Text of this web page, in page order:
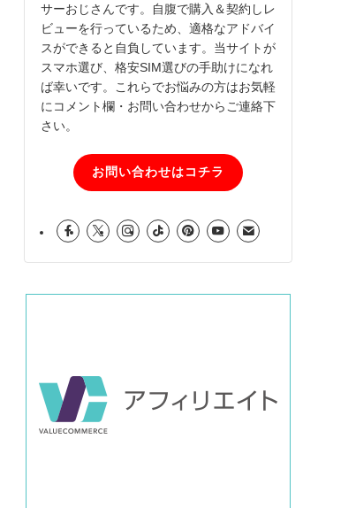
サーおじさんです。自腹で購入＆契約しレ
ビューを行っているため、適格なアドバイ
スができると自負しています。当サイトが
スマホ選び、格安SIM選びの手助けになれ
ば幸いです。これらでお悩みの方はお気軽
にコメント欄・お問い合わせからご連絡下
さい。
お問い合わせはコチラ